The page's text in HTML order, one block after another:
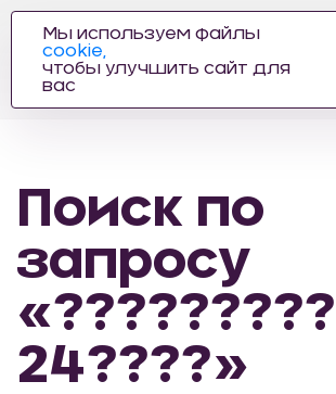
Поиск по
запросу
24????»
Мы используем файлы
cookie,
чтобы улучшить сайт для
вас